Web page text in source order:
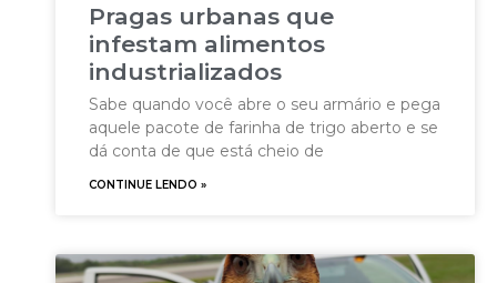
Pragas urbanas que
infestam alimentos
industrializados
Sabe quando você abre o seu armário e pega
aquele pacote de farinha de trigo aberto e se
dá conta de que está cheio de
CONTINUE LENDO »